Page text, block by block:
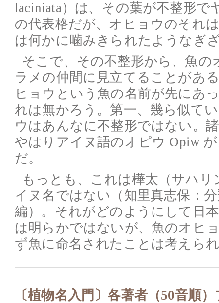
laciniata）は、その葉が不整形で
の代表格だが、オヒョウのそれ
は何かに噛みきられたようなぎ
そこで、その不整形から、魚
ラメの仲間に見立てることがあ
ヒョウという魚の名前が先にあ
れは無かろう。第一、幾ら似て
ウはあんなに不整形ではない。
やはりアイヌ語のオピウ Opiw
だ。
もっとも、これは樺太（サハ
イヌ名ではない（知里真志保：
編）。それがどのようにして日
は明らかではないが、魚のオヒ
ず魚に命名されたことは考えら
〔植物名入門〕各著者（50音順